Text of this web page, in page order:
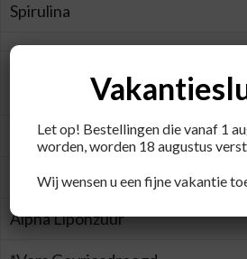
Spirulina
(hydroxypropyl methylcellulose)
Lariksboom arabino-galactan
Astaxanthine
Alpha Liponzuur
Let op! Bestellingen die vanaf 1
worden, worden 18 augustus
Wij wensen u een fijne vakantie